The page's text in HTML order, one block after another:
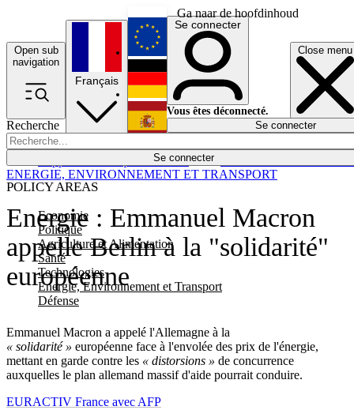
Ga naar de hoofdinhoud
Open sub
navigation
Close menu
Recherche
Se connecter
POLICY AREAS
Economie
Politique
Agriculture et Alimentation
Santé
Technologies
Energie, Environnement et Transport
Défense
Économie
Français
English
Deutsch
Español
Se connecter
Vous êtes déconnecté.
Se connecter
Energie : Emmanuel Macron
appelle Berlin à la "solidarité"
européenne
Emmanuel Macron a appelé l'Allemagne à la
« solidarité » européenne face à l'envolée des prix de l'énergie,
mettant en garde contre les « distorsions » de concurrence
auxquelles le plan allemand massif d'aide pourrait conduire.
ENERGIE, ENVIRONNEMENT ET TRANSPORT
EURACTIV France avec AFP